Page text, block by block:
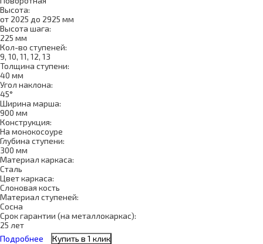
Высота:
от 2025 до 2925 мм
Высота шага:
225 мм
Кол-во ступеней:
9, 10, 11, 12, 13
Толщина ступени:
40 мм
Угол наклона:
45°
Ширина марша:
900 мм
Конструкция:
На монокосоуре
Глубина ступени:
300 мм
Материал каркаса:
Сталь
Цвет каркаса:
Слоновая кость
Материал ступеней:
Сосна
Срок гарантии (на металлокаркас):
25 лет
Подробнее
Купить в 1 клик